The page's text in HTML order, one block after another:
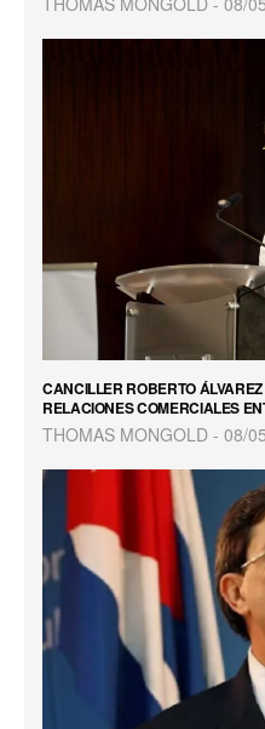
CANCILLER ROBERTO
RELACIONES COMERCIALES
THOMAS MONGOLD 08/